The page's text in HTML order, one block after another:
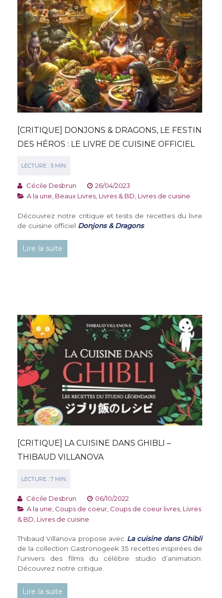
[CRITIQUE] DONJONS & DRAGONS, LE FESTIN
DES HÉROS : LE LIVRE DE CUISINE OFFICIEL
Cécile Desbrun
26/04/2023
A la une Beaux Livres Livres & BD Livres de cuisine
Découvrez notre critique et tests de recettes du livre
de cuisine officiel Donjons & Dragons.
Lire la suite
[CRITIQUE] LA CUISINE DANS GHIBLI –
THIBAUD VILLANOVA
Cécile Desbrun
06/10/2022
A la une Coups de coeur Coups de coeur livres Livres
& BD Livres de cuisine
Thibaud Villanova propose avec La cuisine dans Ghibli
de la collection Gastronogeek 35 recettes inspirées de
l’univers des films du célèbre studio d’animation.
Découvrez notre critique.
Lire la suite